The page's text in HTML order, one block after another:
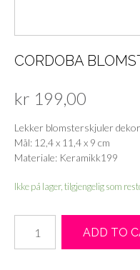
CORDOBA
kr 199,00
Lekker blomsterskjuler
Mål: 12,4 x 11,4 x 9 cm
Materiale: Keramikk199
Ikke på lager, tilgjengelig som
blomsterpotte
-
ADD TO